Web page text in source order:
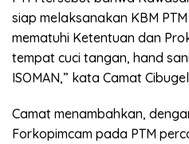
siap melaksanakan KBM
mematuhi Ketentuan dan
tempat cuci tangan, hand
ISOMAN,” kata Camat
Camat menambahkan,
Forkopimcam pada PTM